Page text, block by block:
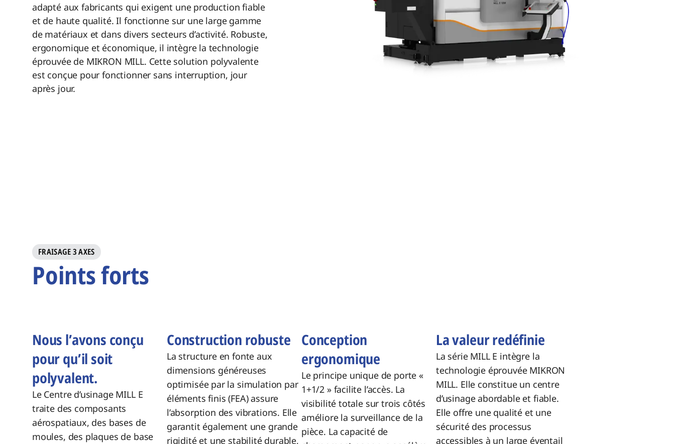
adaptéauxfabricants qui exigent une productionfiable
et de haute qualité. Il fonctionne sur une large gamme
de matériaux et dans divers secteurs d’activité. Robuste,
ergonomique et économique, il intègre la technologie
éprouvée de MIKRON MILL. Cette solution polyvalente
est conçue pour fonctionner sans interruption, jour
après jour.
FRAISAGE 3 AXES
Points forts
Nous l’avons conçu
pour qu’il soit
polyvalent.
Le Centre d’usinage MILL E
traite des composants
aérospatiaux, des bases de
moules, des plaques de base
Construction robuste
La structure en fonte aux
dimensions généreuses
optimisée par la simulation par
éléments finis (FEA) assure
l’absorption des vibrations. Elle
garantit également une grande
rigidité et une stabilité durable,
Conception
ergonomique
Le principe unique de porte «
1+1/2 » facilite l’accès. La
visibilité totale sur trois côtés
améliore la surveillance de la
pièce. La capacité de
La valeur redéfinie
La série MILL E intègre la
technologie éprouvée MIKRON
MILL. Elle constitue un centre
d’usinage abordable et fiable.
Elle offre une qualité et une
sécurité des processus
accessibles à un large éventail